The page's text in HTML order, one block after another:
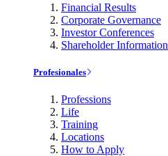
Financial Results
Corporate Governance
Investor Conferences
Shareholder Information
Profesionales
Professions
Life
Training
Locations
How to Apply